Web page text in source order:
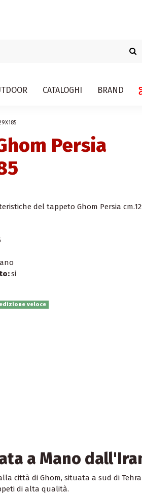
CATALOGHI BRAND
Persia
del tappeto Ghom Persia
si
veloce
a Mano
città di Ghom, situata a sud di
di alta qualità.